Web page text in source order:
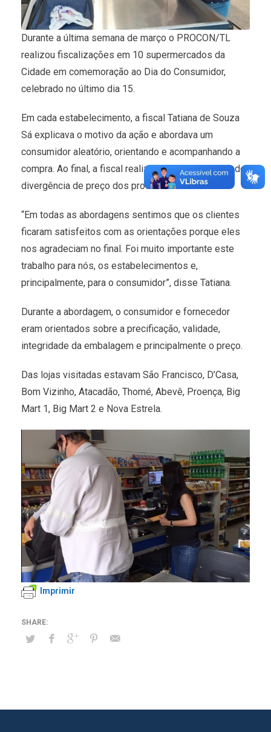
Durante a última semana de março o PROCON/TL
realizou fiscalizações em 10 supermercados da
Cidade em comemoração ao Dia do Consumidor,
celebrado no último dia 15.
Em cada estabelecimento, a fiscal Tatiana de Souza
Sá explicava o motivo da ação e abordava um
consumidor aleatório, orientando e acompanhando a
compra. Ao final, a fiscal realizava o procedimento de
divergência de preço dos produtos escolhidos.
“Em todas as abordagens sentimos que os clientes
ficaram satisfeitos com as orientações porque eles
nos agradeciam no final. Foi muito importante este
trabalho para nós, os estabelecimentos e,
principalmente, para o consumidor”, disse Tatiana.
Durante a abordagem, o consumidor e fornecedor
eram orientados sobre a precificação, validade,
integridade da embalagem e principalmente o preço.
Das lojas visitadas estavam São Francisco, D’Casa,
Bom Vizinho, Atacadão, Thomé, Abevê, Proença, Big
Mart 1, Big Mart 2 e Nova Estrela.
Imprimir